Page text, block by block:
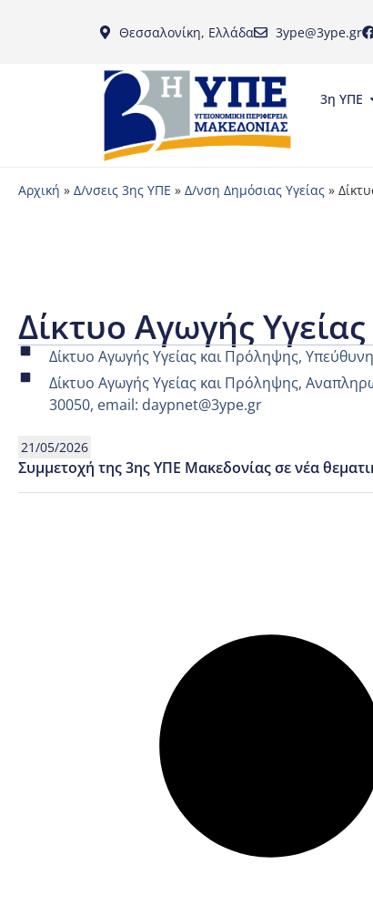
Θεσσαλονίκη, Ελλάδα 3ype@3ype.gr
3η ΥΠΕ
Αρχική » Δ/νσεις 3ης ΥΠΕ » Δ/νση Δημόσιας Υγείας »
Δίκτυο Αγωγής
Δίκτυο Αγωγής Υγείας και Πρόληψης,
Δίκτυο Αγωγής Υγείας και Πρόληψης,
30050, email: daypnet@3ype.gr
21/05/2026
Συμμετοχή της 3ης ΥΠΕ Μακεδονίας σε νέα